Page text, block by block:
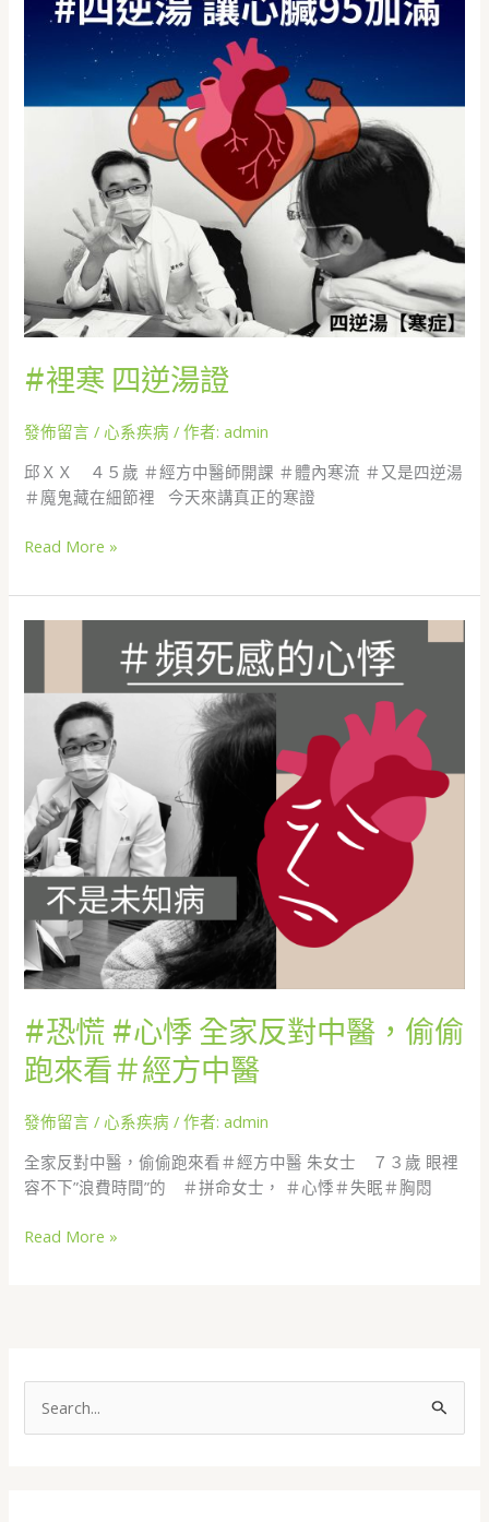
#裡寒 四逆湯證
發佈留言 /心系疾病 / 作者:admin
邱ＸＸ ４５歲 ＃經方中醫師開課 ＃體內寒流 ＃又是四逆湯
＃魔鬼藏在細節裡 今天來講真正的寒證
湯
Read More »
#恐慌 #心悸 全家反對中醫，偷偷
跑來看＃經方中醫
發佈留言 /心系疾病 / 作者:admin
全家反對中醫，偷偷跑來看＃經方中醫 朱女士 ７３歲 眼裡
容不下”浪費時間”的 ＃拼命女士， ＃心悸＃失眠＃胸悶
全
家
反
對
中
醫，
偷
偷
跑
看
＃
經
方
中
醫
Read More »
尋